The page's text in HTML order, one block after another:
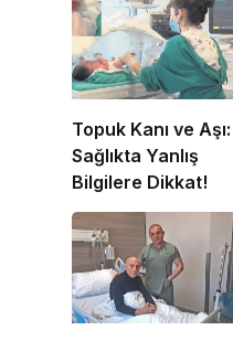
Topuk Kanı ve Aşı:
Sağlıkta Yanlış
Bilgilere Dikkat!